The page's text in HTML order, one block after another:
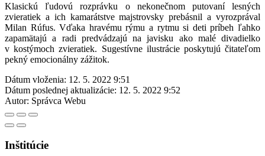
Klasickú ľudovú rozprávku o nekonečnom putovaní lesných
zvieratiek a ich kamarátstve majstrovsky prebásnil a vyrozprával
Milan Rúfus. Vďaka hravému rýmu a rytmu si deti príbeh ľahko
zapamätajú a radi predvádzajú na javisku ako malé divadielko
v kostýmoch zvieratiek. Sugestívne ilustrácie poskytujú čitateľom
pekný emocionálny zážitok.
Dátum vloženia: 12. 5. 2022 9:51
Dátum poslednej aktualizácie: 12. 5. 2022 9:52
Autor: Správca Webu
Inštitúcie